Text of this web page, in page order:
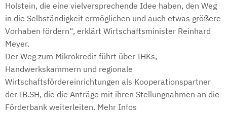
Holstein, die eine vielversprechende Idee haben, den Weg
in die Selbständigkeit ermöglichen und auch etwas größere
Vorhaben fördern“, erklärt Wirtschaftsminister Reinhard
Meyer.
Der Weg zum Mikrokredit führt über IHKs,
Handwerkskammern und regionale
Wirtschaftsfördereinrichtungen als Kooperationspartner
der IB.SH, die die Anträge mit ihren Stellungnahmen an die
Förderbank weiterleiten. Mehr Infos